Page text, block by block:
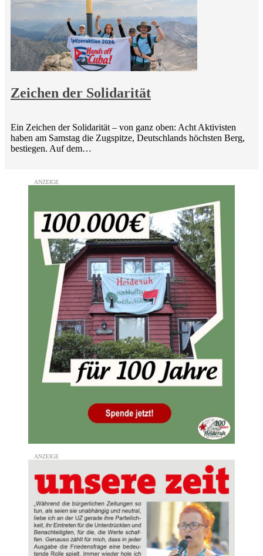
Zeichen der Solidarität
Ein Zeichen der Solidarität – von ganz oben: Acht Aktivisten
haben am Samstag die Zugspitze, Deutschlands höchsten Berg,
bestiegen. Auf dem…